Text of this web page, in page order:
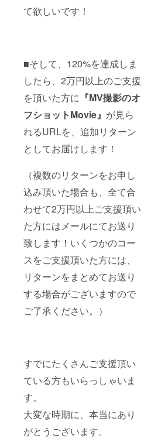
て欲しいです！
■そして、120%を達成しま
したら、2万円以上のご支援
を頂いた方に 『MV撮影のオ
フショットMovie』 が見ら
れるURLを、追加リターン
としてお届けします！
（複数のリターンをお申し
込み頂いた場合も、全て合
わせて2万円以上ご支援頂い
た方にはメールにてお送り
致します！いくつかのコー
スをご支援頂いた方には、
リターンをまとめてお送り
する場合がございますので
ご了承ください。）
すでにたくさんご支援頂い
ている方もいらっしゃいま
す。
大変な時期に、本当にあり
がとうございます。